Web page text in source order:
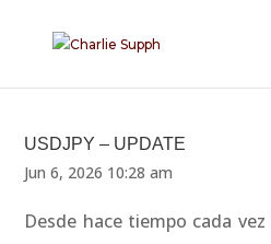
USDJPY – UPDATE
Jun 6, 2026 10:28 am
Desde hace tiempo cada